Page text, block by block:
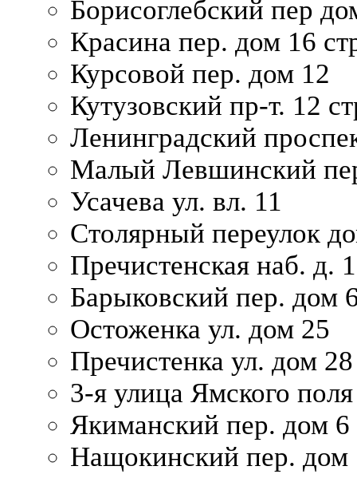
Борисоглебский пер
Красина пер. дом 16
Курсовой пер. дом 12
Кутузовский пр-т. 12
Ленинградский
Малый Левшинский
Усачева ул. вл. 11
Столярный переулок
Пречистенская наб. д.
Барыковский пер. дом
Остоженка ул. дом 25
Пречистенка ул. дом 28
3-я улица Ямского
Якиманский пер. дом 6
Нащокинский пер. дом